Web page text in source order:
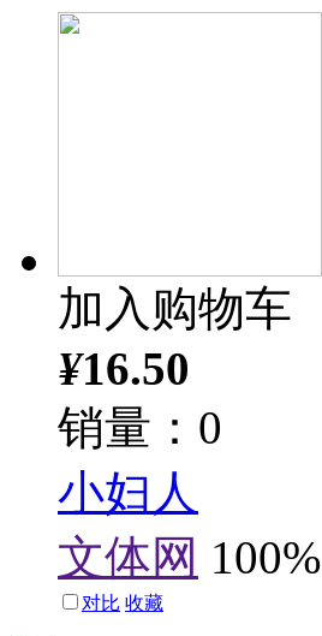
加入购物车
¥16.50
销量：0
小妇人
文体网 100%
对比 收藏